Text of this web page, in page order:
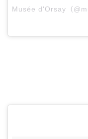
Musée d'Orsay（